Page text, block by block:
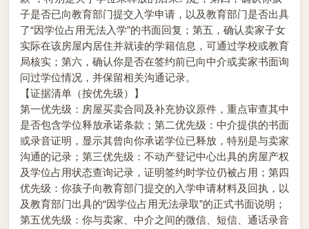
子是否已向教育部门提交入学申请，以及教育部门是否出具
了“因学位占用无法入学”的书面回复；第五，确认卖家子女
实际在该房屋内居住并就读的学籍信息，可通过学校或教育
局核实；第六，确认你是否在签约前已向中介或卖家书面询
问过学位情况，并保留相关沟通记录。
【证据清单（按优先级）】
第一优先级：房屋买卖合同及补充协议原件，重点审查其中
是否包含学位释放承诺条款；第二优先级：中介提供的书面
或录音证明，显示其曾向你承诺学位已释放，特别是与卖家
沟通的记录；第三优先级：不动产登记中心出具的房屋产权
及学位占用状态查询记录，证明签约时学位仍被占用；第四
优先级：你孩子向教育部门提交的入学申请材料及回执，以
及教育部门出具的“因学位占用无法录取”的正式书面说明；
第五优先级：你与卖家、中介之间的微信、短信、通话录音